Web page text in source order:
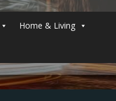
Home & Living